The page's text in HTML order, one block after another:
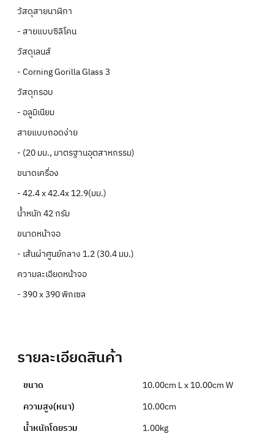
วัสดุสายนาฬิกา
- สายแบบซิลิโคน
วัสดุเลนส์
- Corning Gorilla Glass 3
วัสดุกรอบ
- อลูมิเนียม
สายแบบถอดง่าย
- (20 มม., มาตรฐานอุตสาหกรรม)
ขนาดเครื่อง
- 42.4 x 42.4x 12.9(มม.)
น้ำหนัก 42 กรัม
ขนาดหน้าจอ
- เส้นผ่าศูนย์กลาง 1.2 (30.4 มม.)
ความละเอียดหน้าจอ
- 390 x 390 พิกเซล
รายละเอียดสินค้า
ขนาด
10.00cm L x 10.00cm W
ความสูง(หนา)
10.00cm
น้ำหนักโดยรวม
1.00kg